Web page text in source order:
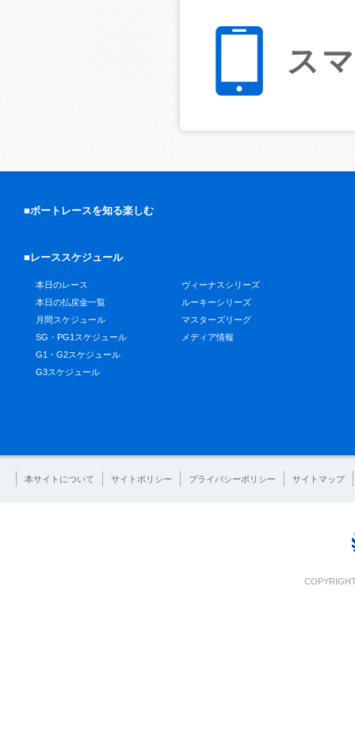
ス
■ボートレースを知る楽しむ
■レーススケジュール
本日のレース
本日の払戻金一覧
月間スケジュール
SG・PG1スケジュール
G1・G2スケジュール
G3スケジュール
ヴィーナスシリーズ
ルーキーシリーズ
マスターズリーグ
メディア情報
本サイトについて サイトポリシー プライバシーポリシー サイトマップ